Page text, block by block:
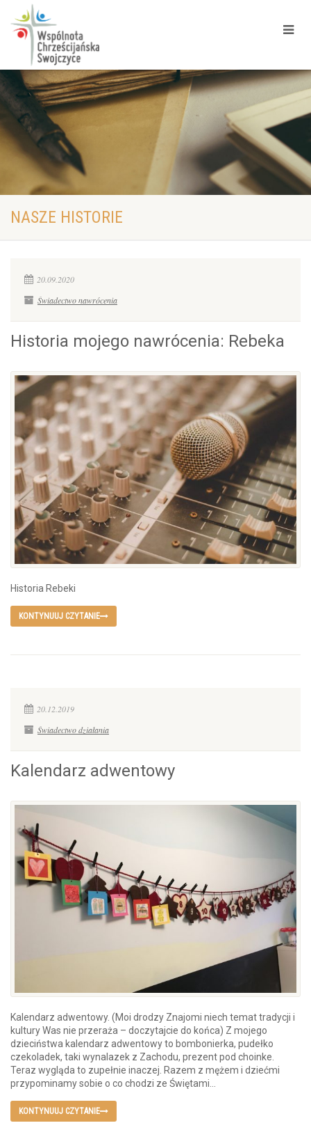
NASZE HISTORIE
20.09.2020
Świadectwo nawrócenia
Historia mojego nawrócenia: Rebeka
Historia Rebeki
KONTYNUUJ CZYTANIE
20.12.2019
Świadectwo działania
Kalendarz adwentowy
Kalendarz adwentowy. (Moi drodzy Znajomi niech temat tradycji i
kultury Was nie przeraża – doczytajcie do końca) Z mojego
dzieciństwa kalendarz adwentowy to bombonierka, pudełko
czekoladek, taki wynalazek z Zachodu, prezent pod choinke.
Teraz wygląda to zupełnie inaczej. Razem z mężem i dziećmi
przypominamy sobie o co chodzi ze Świętami...
KONTYNUUJ CZYTANIE